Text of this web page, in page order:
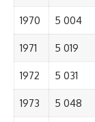
1970 5 004
1971 5 019
1972 5 031
1973 5 048